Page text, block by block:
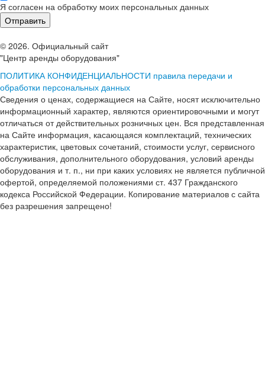
Я согласен на обработку моих персональных данных
© 2026. Официальный сайт
"Центр аренды оборудования"
ПОЛИТИКА КОНФИДЕНЦИАЛЬНОСТИ правила передачи и
обработки персональных данных
Сведения о ценах, содержащиеся на Сайте, носят исключительно
информационный характер, являются ориентировочными и могут
отличаться от действительных розничных цен. Вся представленная
на Сайте информация, касающаяся комплектаций, технических
характеристик, цветовых сочетаний, стоимости услуг, сервисного
обслуживания, дополнительного оборудования, условий аренды
оборудования и т. п., ни при каких условиях не является публичной
офертой, определяемой положениями ст. 437 Гражданского
кодекса Российской Федерации. Копирование материалов с сайта
без разрешения запрещено!